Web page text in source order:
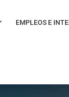
EMPLEOS E